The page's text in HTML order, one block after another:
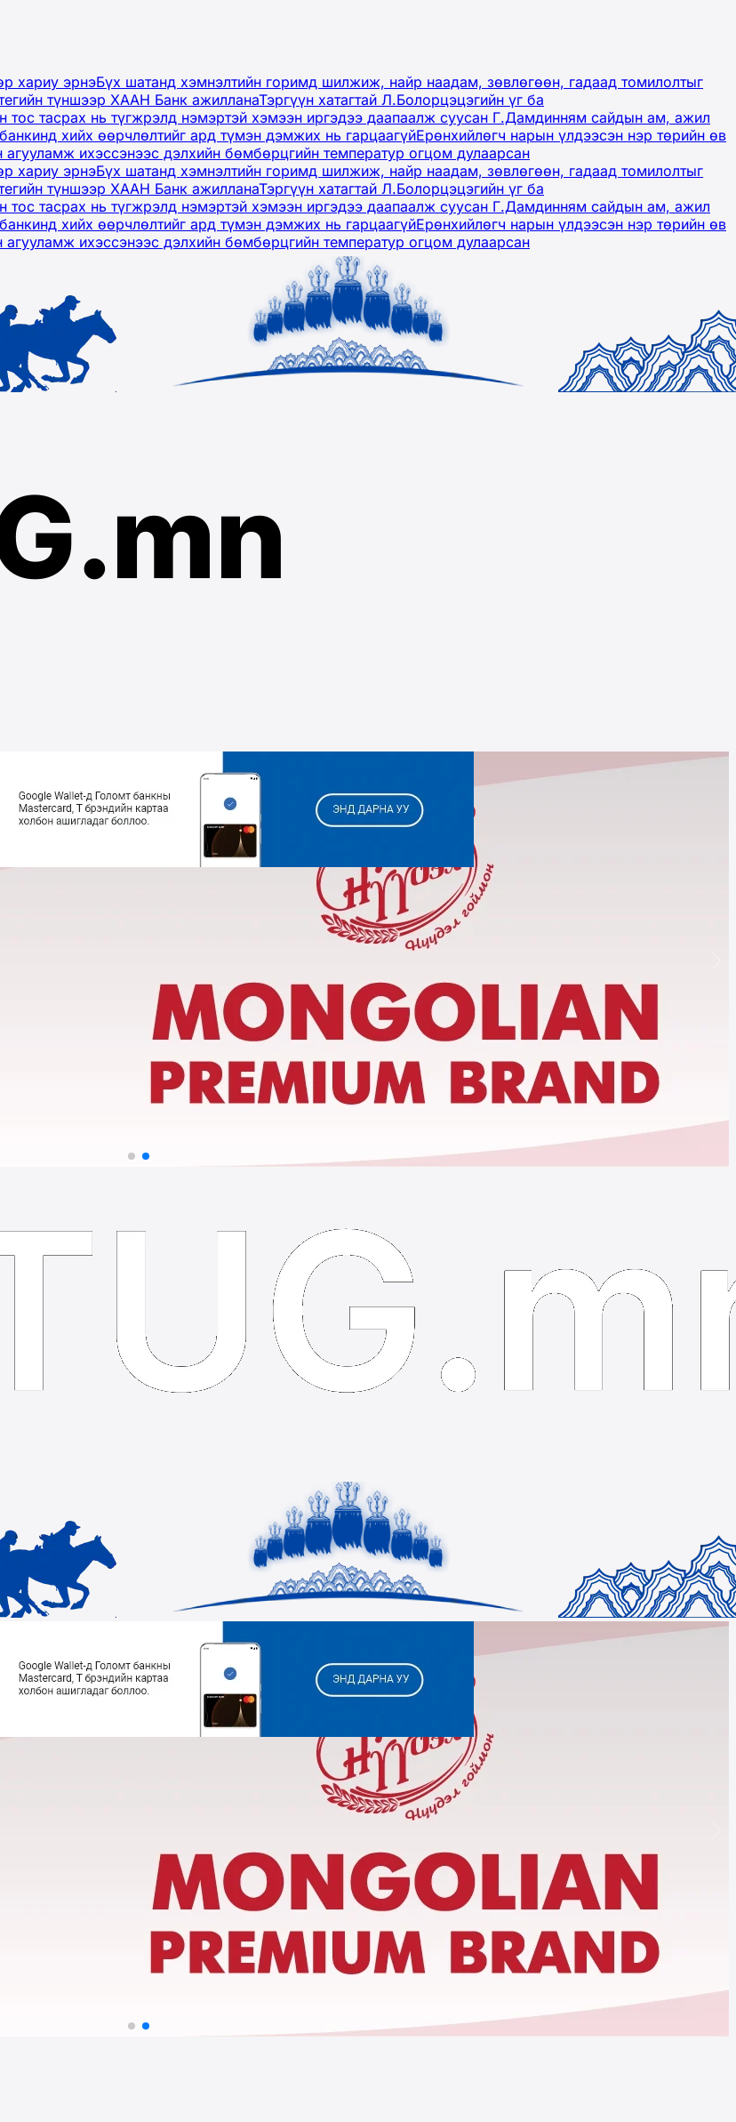
хариу эрнэБүх шатанд хэмнэлтийн горимд шилжиж, найр наадам, зөвлөгөөн, гадаад томилолтыг
түншээр ХААН Банк ажилланаТэргүүн хатагтай Л.Болорцэцэгийн үг ба
тос тасрах нь түгжрэлд нэмэртэй хэмээн иргэдээ даапаалж суусан Г.Дамдинням сайдын ам, ажил
хийх өөрчлөлтийг ард түмэн дэмжих нь гарцаагүйЕрөнхийлөгч нарын үлдээсэн нэр төрийн өв
ихэссэнээс дэлхийн бөмбөрцгийн температур огцом дулаарсан
хариу эрнэБүх шатанд хэмнэлтийн горимд шилжиж, найр наадам, зөвлөгөөн, гадаад томилолтыг
түншээр ХААН Банк ажилланаТэргүүн хатагтай Л.Болорцэцэгийн үг ба
тос тасрах нь түгжрэлд нэмэртэй хэмээн иргэдээ даапаалж суусан Г.Дамдинням сайдын ам, ажил
хийх өөрчлөлтийг ард түмэн дэмжих нь гарцаагүйЕрөнхийлөгч нарын үлдээсэн нэр төрийн өв
ихэссэнээс дэлхийн бөмбөрцгийн температур огцом дулаарсан